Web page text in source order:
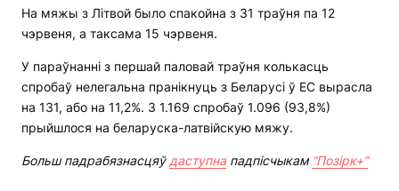
На мяжы з Літвой было спакойна з 31 траўня па 12
чэрвеня, а таксама 15 чэрвеня.
У параўнанні з першай паловай траўня колькасць
спробаў нелегальна пранікнуць з Беларусі ў ЕС вырасла
на 131, або на 11,2%. З 1.169 спробаў 1.096 (93,8%)
прыйшлося на беларуска-латвійскую мяжу.
Больш падрабязнасцяў даступнападпісчыкам “Позірк+”